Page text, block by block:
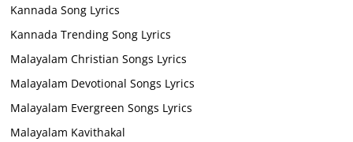
Kannada Song Lyrics
Kannada Trending Song Lyrics
Malayalam Christian Songs Lyrics
Malayalam Devotional Songs Lyrics
Malayalam Evergreen Songs Lyrics
Malayalam Kavithakal